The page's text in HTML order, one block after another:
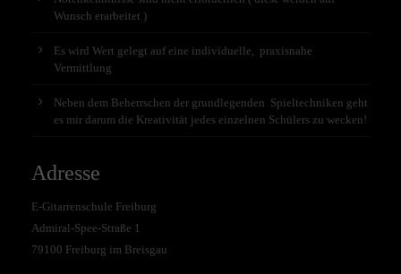
Wunsch erarbeitet )
Es wird Wert gelegt auf eine individuelle, praxisnahe
Vermittlung
Neben dem Beherrschen der grundlegenden Spieltechniken geht
es mir darum die Kreativität jedes einzelnen Schülers zu wecken!
Adresse
E-Gitarrenschule Freiburg
Admiral-Spee-Straße 1
79100 Freiburg im Breisgau